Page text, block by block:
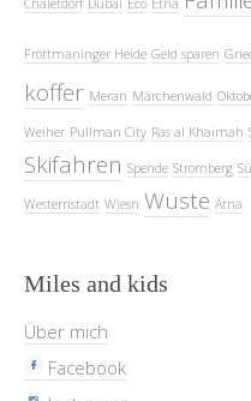
Chaletdorf Dubai Eco Etna
Fröttmaninger Heide Geld sparen
koffer Meran Märchenwald
Weiher Pullman City Ras al Khaimah
Skifahren Spende Stromberg
Westernstadt Wiesn Wüste Ätna
Miles and kids
Über mich
Facebook